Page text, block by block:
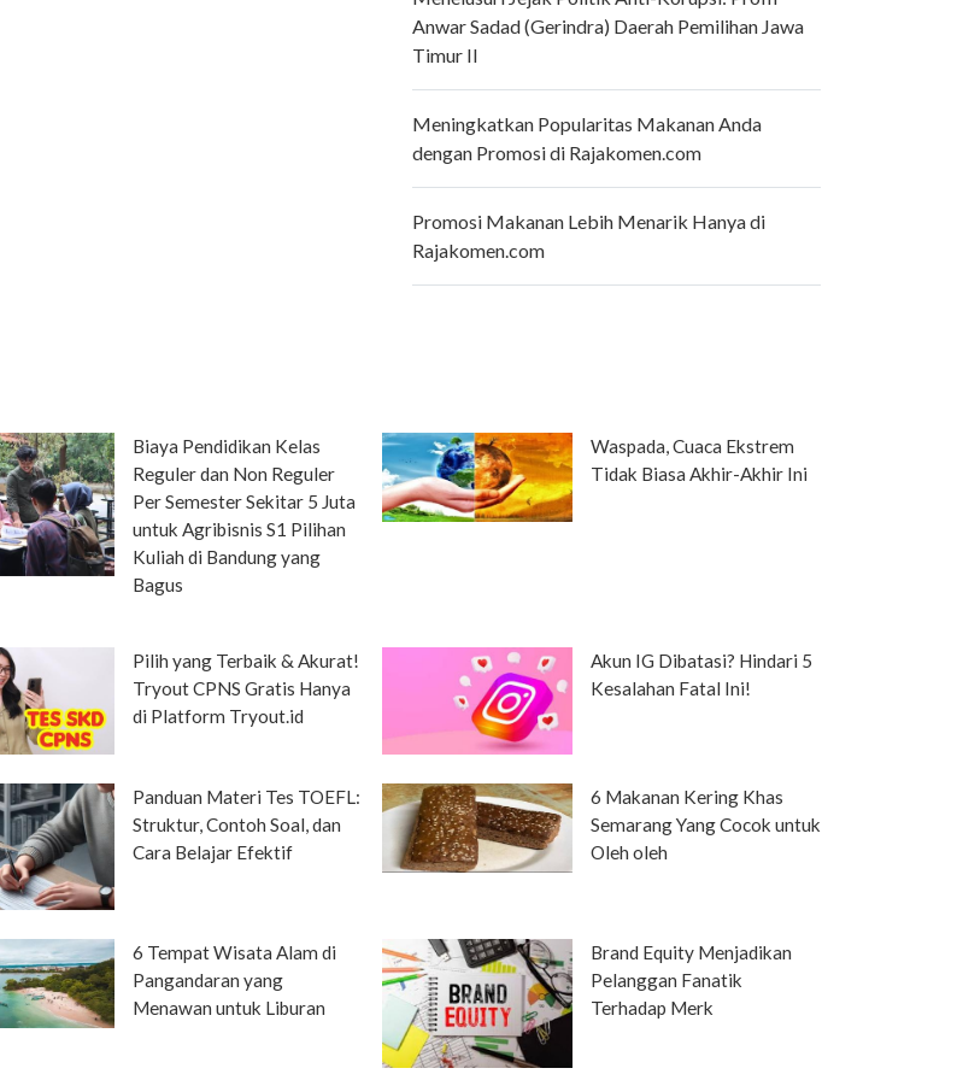
Anwar Sadad (Gerindra) Daerah Pemilihan Jawa
Timur II
Meningkatkan Popularitas Makanan Anda
dengan Promosi di Rajakomen.com
Promosi Makanan Lebih Menarik Hanya di
Rajakomen.com
Biaya Pendidikan Kelas
Reguler dan Non Reguler
Per Semester Sekitar 5 Juta
untuk Agribisnis S1 Pilihan
Kuliah di Bandung yang
Bagus
Waspada, Cuaca Ekstrem
Tidak Biasa Akhir-Akhir Ini
Pilih yang Terbaik & Akurat!
Tryout CPNS Gratis Hanya
di Platform Tryout.id
Akun IG Dibatasi? Hindari 5
Kesalahan Fatal Ini!
Panduan Materi Tes TOEFL:
Struktur, Contoh Soal, dan
Cara Belajar Efektif
6 Makanan Kering Khas
Semarang Yang Cocok untuk
Oleh oleh
6 Tempat Wisata Alam di
Pangandaran yang
Menawan untuk Liburan
Brand Equity Menjadikan
Pelanggan Fanatik
Terhadap Merk